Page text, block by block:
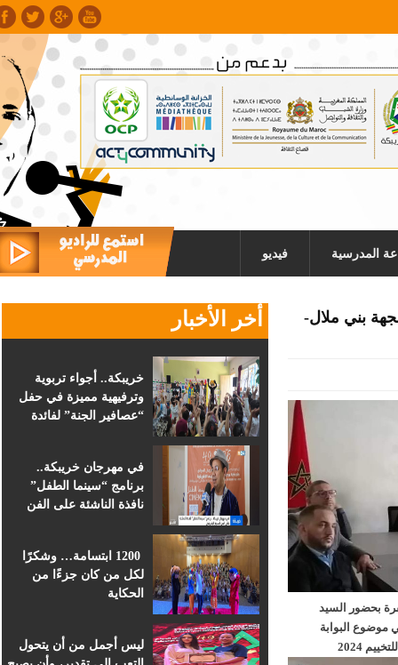
المدرسية فيديو
أخر الأخبار
خريبكة.. أجواء تربوية
وترفيهية مميزة في حفل
“عصافير الجنة” لفائدة
في مهرجان خريبكة..
برنامج “سينما الطفل”
نافذة الناشئة على الفن
1200 ابتسامة… وشكرًا
لكل من كان جزءًا من
الحكاية
ليس أجمل من أن يتحول
بني ملال-
بحضور السيد
البوابة
2024